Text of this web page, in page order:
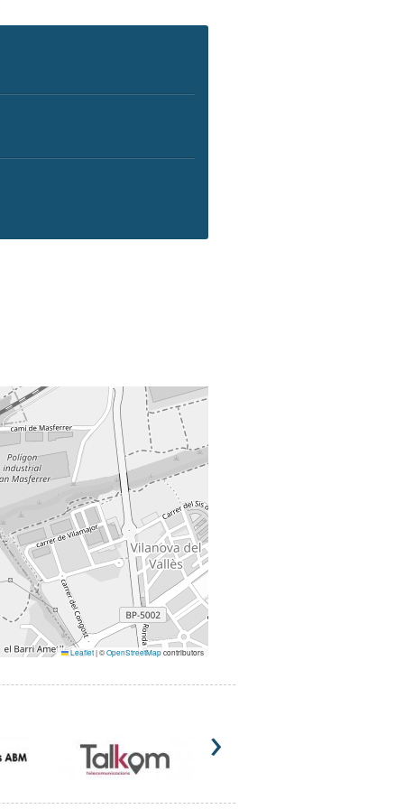
Leaflet|©OpenStreetMapcontributors
›